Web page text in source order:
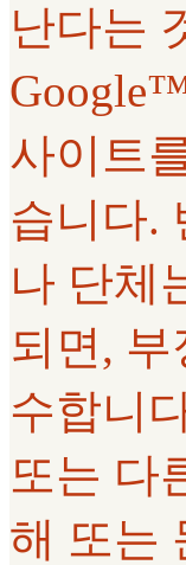
난다는
사이트
습니다.
나 단체
되면,
수합니
또는 다
해 또는